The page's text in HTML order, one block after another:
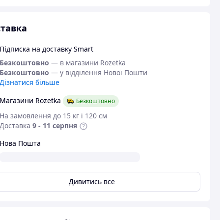
на доставку Smart
— в магазини Rozetka
— у відділення Нової Пошти
більше
Rozetka
Безкоштовно
замовлення до 15 кг і 120 см
9 - 11 серпня
Пошта
Дивитись все